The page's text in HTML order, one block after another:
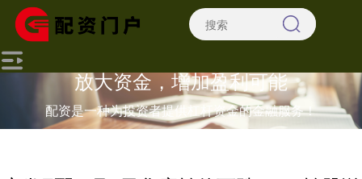
放大资金，增加盈利可能
配资是一种为投资者提供杠杆资金的金融服务！